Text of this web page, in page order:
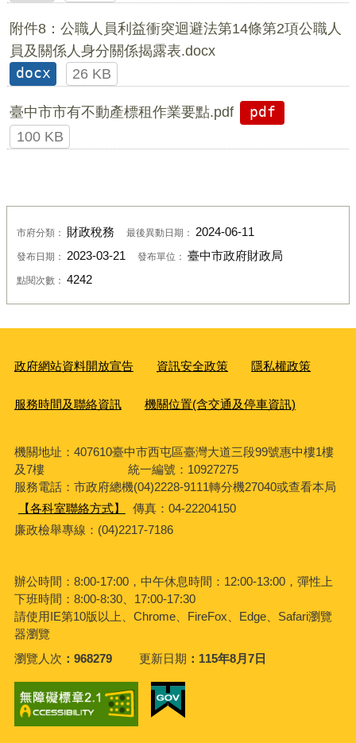
附件8：公職人員利益衝突迴避法第14條第2項公職人
員及關係人身分關係揭露表.docx
docx
26 KB
臺中市市有不動產標租作業要點.pdf
pdf
100 KB
市府分類： 財政稅務 最後異動日期： 2024-06-11
發布日期： 2023-03-21 發布單位： 臺中市政府財政局
點閱次數： 4242
政府網站資料開放宣告 資訊安全政策 隱私權政策
服務時間及聯絡資訊 機關位置(含交通及停車資訊)
機關地址：407610臺中市西屯區臺灣大道三段99號惠中樓1樓
及7樓 統一編號：10927275
服務電話：市政府總機(04)2228-9111轉分機27040或查看本局
【各科室聯絡方式】
傳真：04-22204150
廉政檢舉專線：(04)2217-7186
辦公時間：8:00-17:00，中午休息時間：12:00-13:00，彈性上
下班時間：8:00-8:30、17:00-17:30
請使用IE第10版以上、Chrome、FireFox、Edge、Safari瀏覽
器瀏覽
瀏覽人次
968279 更新日期 115年8月7日